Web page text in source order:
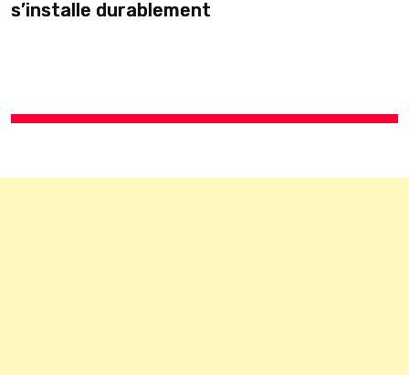
s’installe durablement